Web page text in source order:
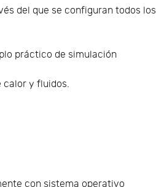
del que se configuran todos los
práctico de simulación
calor y fluidos.
con sistema operativo